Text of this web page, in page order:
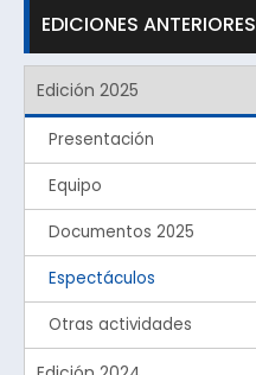
EDICIONES ANTERIORES
Edición 2025
Presentación
Equipo
Documentos 2025
Espectáculos
Otras actividades